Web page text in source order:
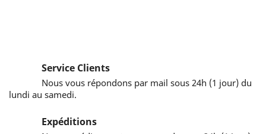
Service Clients
Nous vous répondons par mail sous 24h (1 jour) du
lundi au samedi.
Expéditions